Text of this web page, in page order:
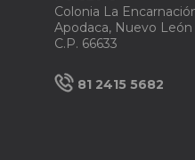
Colonia La
Apodaca, Nuevo León
C.P. 66633
81 2415 5682